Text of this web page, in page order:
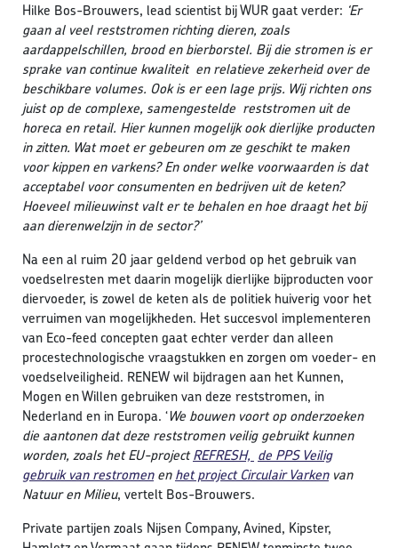
Hilke Bos-Brouwers, lead scientist bij WUR gaat verder: ‘Er
gaan al veel reststromen richting dieren, zoals
aardappelschillen, brood en bierborstel. Bij die stromen is er
sprake van continue kwaliteit en relatieve zekerheid over de
beschikbare volumes. Ook is er een lage prijs. Wij richten ons
juist op de complexe, samengestelde reststromen uit de
horeca en retail. Hier kunnen mogelijk ook dierlijke producten
in zitten. Wat moet er gebeuren om ze geschikt te maken
voor kippen en varkens? En onder welke voorwaarden is dat
acceptabel voor consumenten en bedrijven uit de keten?
Hoeveel milieuwinst valt er te behalen en hoe draagt het bij
aan dierenwelzijn in de sector?’
Na een al ruim 20 jaar geldend verbod op het gebruik van
voedselresten met daarin mogelijk dierlijke bijproducten voor
diervoeder, is zowel de keten als de politiek huiverig voor het
verruimen van mogelijkheden. Het succesvol implementeren
van Eco-feed concepten gaat echter verder dan alleen
procestechnologische vraagstukken en zorgen om voeder- en
voedselveiligheid. RENEW wil bijdragen aan het Kunnen,
Mogen en Willen gebruiken van deze reststromen, in
Nederland en in Europa. ‘We bouwen voort op onderzoeken
die aantonen dat deze reststromen veilig gebruikt kunnen
worden, zoals het EU-projectREFRESH, de PPS Veilig
gebruik van restromenenhet project Circulair Varkenvan
Natuur en Milieu, vertelt Bos-Brouwers.
Private partijen zoals Nijsen Company, Avined, Kipster,